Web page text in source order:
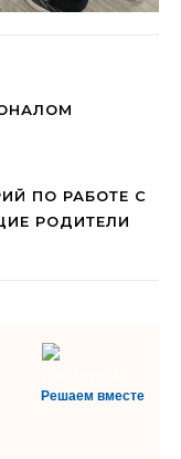
ПО РАБОТЕ С
РОДИТЕЛИ
Решаем вместе